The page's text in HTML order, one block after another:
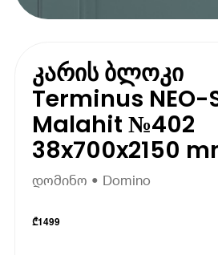
კარის ბლოკი
Terminus NEO-
Malahit №402
38x700x2150
დომინო • Domino
₾1499